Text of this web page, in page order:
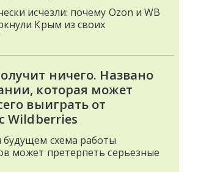
исчезли: почему Ozon и WB
Крым из своих
ничего. Названо
которая может
выиграть от
Wildberries
схема работы
может претерпеть серьезные